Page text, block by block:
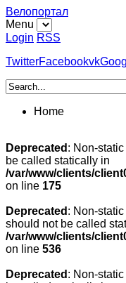
Велопортал
Menu
Login RSS
TwitterFacebookvk
Home
Deprecated : Non-
be called statically in
/var/www/clients/
on line 175
Deprecated : Non-
should not be called
/var/www/clients/
on line 536
Deprecated : Non-